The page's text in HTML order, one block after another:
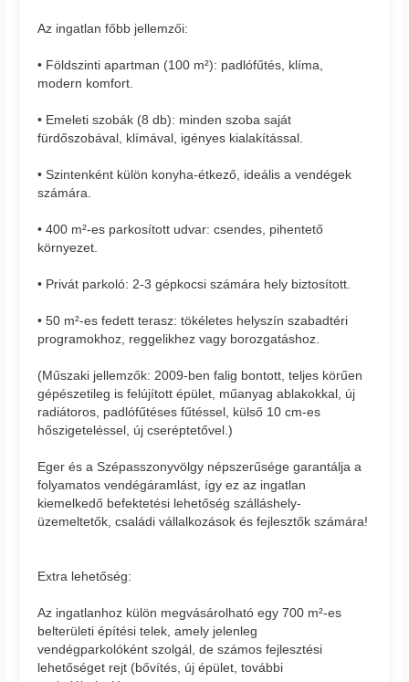
Az ingatlan főbb jellemzői:
• Földszinti apartman (100 m²): padlófűtés, klíma,
modern komfort.
• Emeleti szobák (8 db): minden szoba saját
fürdőszobával, klímával, igényes kialakítással.
• Szintenként külön konyha-étkező, ideális a vendégek
számára.
• 400 m²-es parkosított udvar: csendes, pihentető
környezet.
• Privát parkoló: 2-3 gépkocsi számára hely biztosított.
• 50 m²-es fedett terasz: tökéletes helyszín szabadtéri
programokhoz, reggelikhez vagy borozgatáshoz.
(Műszaki jellemzők: 2009-ben falig bontott, teljes körűen
gépészetileg is felújított épület, műanyag ablakokkal, új
radiátoros, padlófűtéses fűtéssel, külső 10 cm-es
hőszigeteléssel, új cseréptetővel.)
Eger és a Szépasszonyvölgy népszerűsége garantálja a
folyamatos vendégáramlást, így ez az ingatlan
kiemelkedő befektetési lehetőség szálláshely-
üzemeltetők, családi vállalkozások és fejlesztők számára!
Extra lehetőség:
Az ingatlanhoz külön megvásárolható egy 700 m²-es
belterületi építési telek, amely jelenleg
vendégparkolóként szolgál, de számos fejlesztési
lehetőséget rejt (bővítés, új épület, további